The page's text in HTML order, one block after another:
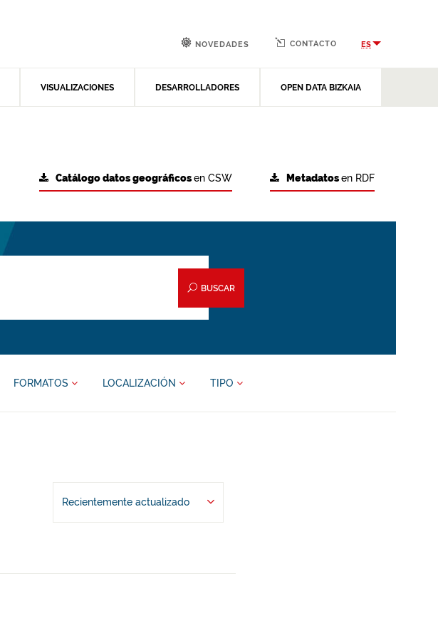
VISUALIZACIONES DESARROLLADORES OPEN DATA BIZKAIA
NOVEDADES CONTACTO ES
Metadatosen RDF
Catálogo datos geográficosen CSW
BUSCAR
FORMATOS LOCALIZACIÓN TIPO
Recientemente actualizado